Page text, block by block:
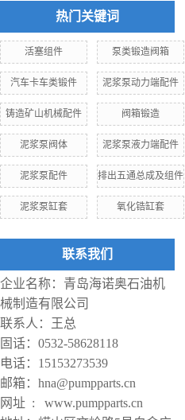
热门关键词
活塞组件 泵类锻造阀箱
汽车卡车类锻件 泥浆泵动力端配件
铸造矿山机械配件 阀箱锻造
泥浆泵阀体 泥浆泵液力端配件
泥浆泵配件 排出五通总成及组件
泥浆泵缸套 氧化锆缸套
联系我们
企业名称：青岛海诺奥石油机
械制造有限公司
联系人：王总
固话：0532-58628118
电话：15153273539
邮箱：hna@pumpparts.cn
网址 : www.pumpparts.cn